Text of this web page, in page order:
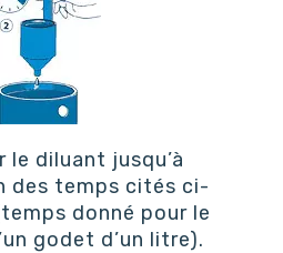
le diluant jusqu’à
des temps cités ci-
donné pour le
godet d’un litre).